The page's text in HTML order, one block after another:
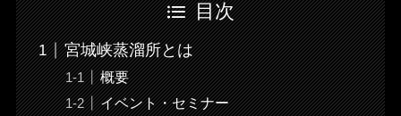
目次
宮城峡蒸溜所とは
概要
イベント・セミナー